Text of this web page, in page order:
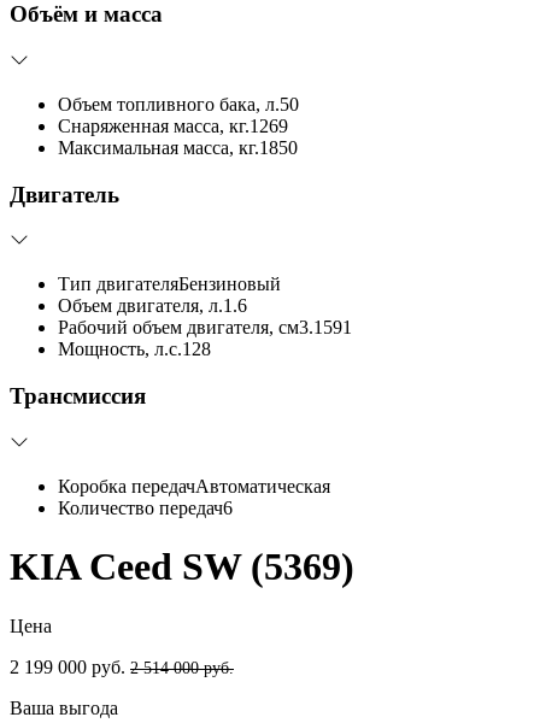
Объём и масса
Объем топливного бака, л.50
Снаряженная масса, кг.1269
Максимальная масса, кг.1850
Двигатель
Тип двигателяБензиновый
Объем двигателя, л.1.6
Рабочий объем двигателя, см3.1591
Мощность, л.с.128
Трансмиссия
Коробка передачАвтоматическая
Количество передач6
KIA Ceed SW (5369)
Цена
2 199 000 руб. 2 514 000 руб.
Ваша выгода